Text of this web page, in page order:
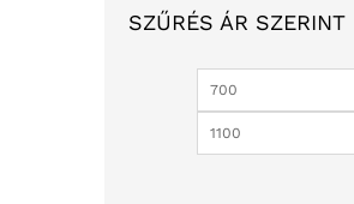
SZŰRÉS ÁR SZERINT